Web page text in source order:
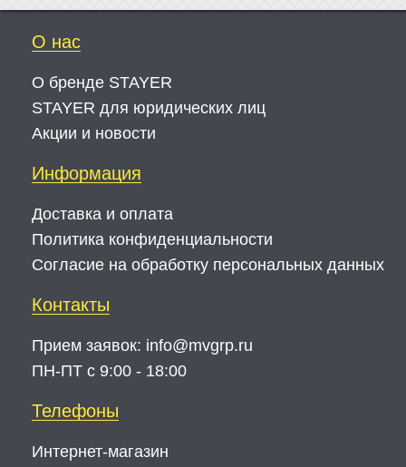
О нас
О бренде STAYER
STAYER для юридических лиц
Акции и новости
Информация
Доставка и оплата
Политика конфиденциальности
Согласие на обработку персональных данных
Контакты
Прием заявок: info@mvgrp.ru
ПН-ПТ с 9:00 - 18:00
Телефоны
Интернет-магазин